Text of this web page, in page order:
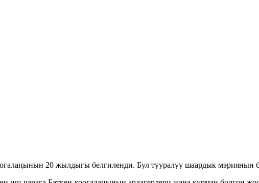
20 жылдыгы белгиленди. Бул тууралуу шаардык мэриянын